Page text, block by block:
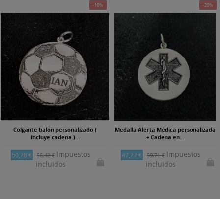
-10%
Colgante balón personalizado (
incluye cadena )...
50,78 € 56,42 €Impuestos
incluidos
-20%
Medalla Alerta Médica personalizada
+ Cadena en...
47,77 € 59,71 €Impuestos
incluidos